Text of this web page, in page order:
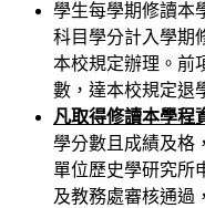
學生每學期修讀本
科目學分計入學期
本校規定辦理。前
數，達本校規定退
凡取得修讀本學程
學分數且成績及格
單位歷史學研究所
及教務處審核通過